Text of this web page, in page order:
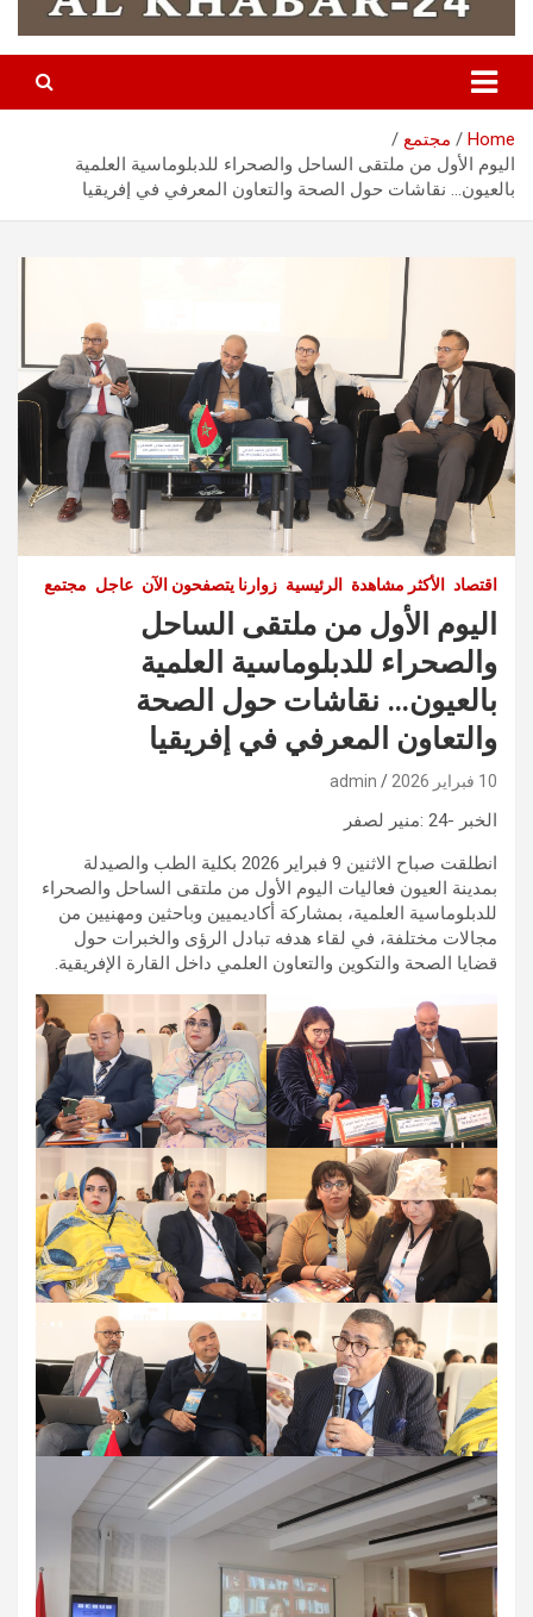
Home
مجتمع
اليوم الأول من ملتقى الساحل والصحراء للدبلوماسية العلمية
بالعيون… نقاشات حول الصحة والتعاون المعرفي في إفريقيا
اقتصاد الأكثر مشاهدة الرئيسية زوارنا يتصفحون الآن عاجل مجتمع
اليوم الأول من ملتقى الساحل
والصحراء للدبلوماسية العلمية
بالعيون… نقاشات حول الصحة
والتعاون المعرفي في إفريقيا
10 فبراير 2026 admin
الخبر -24 :منير لصفر
انطلقت صباح الاثنين 9 فبراير 2026 بكلية الطب والصيدلة
بمدينة العيون فعاليات اليوم الأول من ملتقى الساحل والصحراء
للدبلوماسية العلمية، بمشاركة أكاديميين وباحثين ومهنيين من
مجالات مختلفة، في لقاء هدفه تبادل الرؤى والخبرات حول
قضايا الصحة والتكوين والتعاون العلمي داخل القارة الإفريقية.